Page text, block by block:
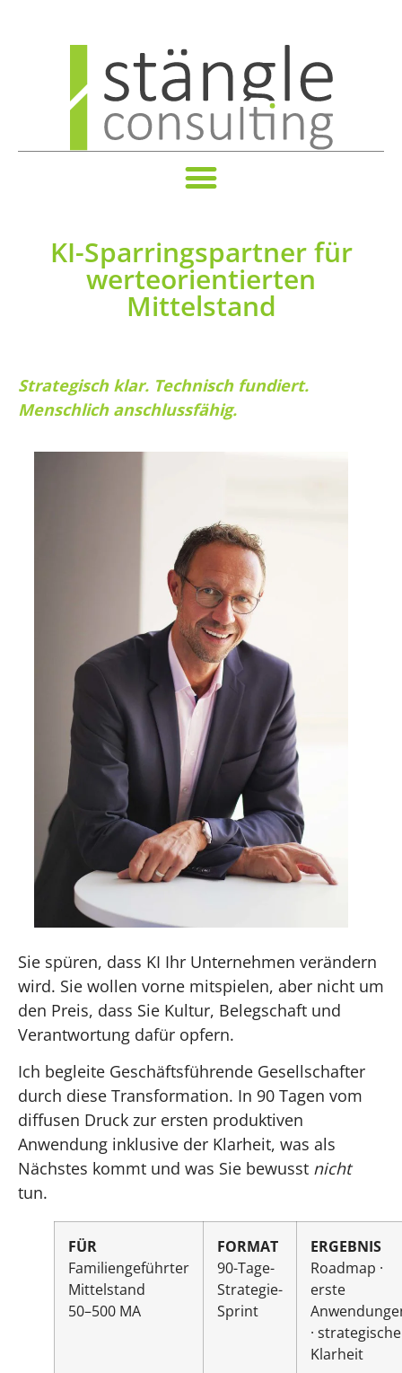
KI-Sparringspartner für
werteorientierten
Mittelstand
Strategisch klar. Technisch fundiert.
Menschlich anschlussfähig.
Sie spüren, dass KI Ihr Unternehmen verändern
wird. Sie wollen vorne mitspielen, aber nicht um
den Preis, dass Sie Kultur, Belegschaft und
Verantwortung dafür opfern.
Ich begleite Geschäftsführende Gesellschafter
durch diese Transformation. In 90 Tagen vom
diffusen Druck zur ersten produktiven
Anwendung inklusive der Klarheit, was als
Nächstes kommt und was Sie bewusst nicht
tun.
FÜR
Familiengeführter
Mittelstand
50–500 MA
FORMAT
90-Tage-
Strategie-
Sprint
ERGEBNIS
Roadmap ·
erste
· strategische
Klarheit